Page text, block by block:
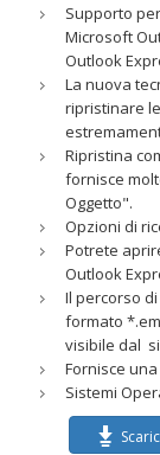
Supporto
Microsoft
Outlook
La nuova
ripristinare
Ripristina
fornisce
Oggetto".
Opzioni di
Potrete
Outlook
Il percorso
formato
visibile dal
Fornisce
Sistemi